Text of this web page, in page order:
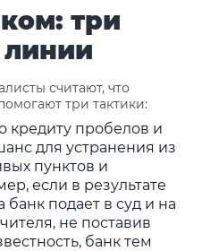
три
линии
считают, что
три тактики:
кредиту пробелов и
для устранения из
пунктов и
если в результате
банк подает в суд и на
не поставив
банк тем